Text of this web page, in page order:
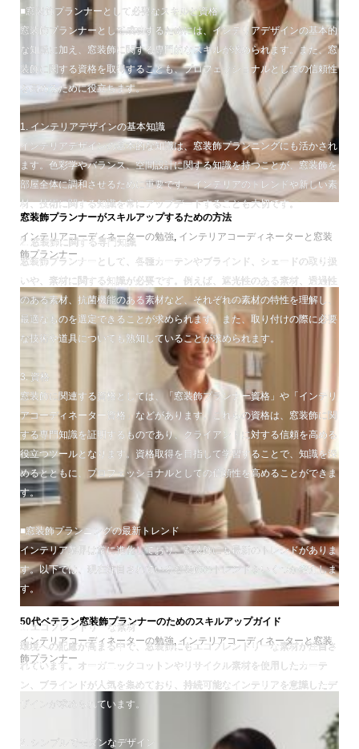
■窓装飾プランナーとして必要なスキルと資格
窓装飾プランナーとして成功するためには、インテリアデザインの基本的
な知識に加え、窓装飾に関する専門的なスキルが求められます。また、窓
装飾に関する資格を取得することも、プロフェッショナルとしての信頼性
を高めるために役立ちます。
1. インテリアデザインの基本知識
インテリアデザインの基本的な知識は、窓装飾プランニングにも活かされ
ます。色彩学やバランス、空間設計に関する知識を持つことが、窓装飾を
部屋全体に調和させるために重要です。インテリアのトレンドや新しい素
材、技術に関する知識を常にアップデートすることも大切です。
2. 窓装飾に関する専門知識
窓装飾プランナーとして、各種カーテンやブラインド、シェードの取り扱
いや、素材に関する知識が必要です。例えば、遮光性のある素材、透過性
のある素材、抗菌機能のある素材など、それぞれの素材の特性を理解し、
最適なものを選定できることが求められます。また、取り付けの際に必要
な技術や道具についても熟知していることが求められます。
3. 資格
窓装飾に関連する資格としては、「窓装飾プランナー資格」や「インテリ
アコーディネーター資格」などがあります。これらの資格は、窓装飾に関
する専門知識を証明するものであり、クライアントに対する信頼を高める
役立つツールとなります。資格取得を目指して学習することで、知識を深
めるとともに、プロフェッショナルとしての信頼性を高めることができま
す。
■窓装飾プランニングの最新トレンド
インテリア業界は常に進化しており、窓装飾にも最新のトレンドがありま
す。以下では、現在注目されている窓装飾のトレンドをいくつか紹介しま
す。
1. エコフレンドリーな素材
環境への配慮が高まる中で、窓装飾にもエコフレンドリーな素材が注目さ
れています。オーガニックコットンやリサイクル素材を使用したカーテ
ン、ブラインドが人気を集めており、持続可能なインテリアを意識したデ
ザインが求められています。
2. シンプルでモダンなデザイン
窓装飾プランナーがスキルアップするための方法
インテリアコーディネーターの勉強, インテリアコーディネーターと窓装
飾プランナー
50代ベテラン窓装飾プランナーのためのスキルアップガイド
インテリアコーディネーターの勉強, インテリアコーディネーターと窓装
飾プランナー